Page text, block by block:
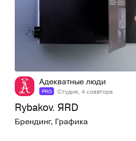
Адекватные люди
PRO Студия, 4 соавтора
Rybakov. ЯRD
Брендинг, Графика